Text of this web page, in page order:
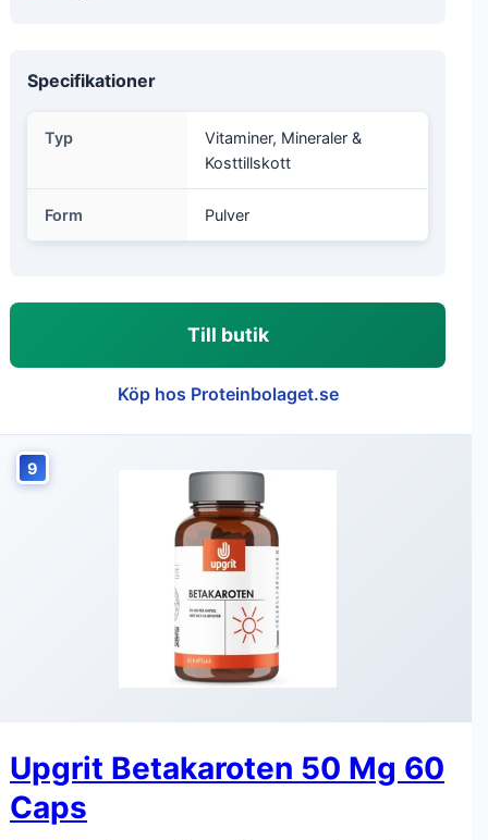
Specifikationer
Typ
Vitaminer, Mineraler &
Kosttillskott
Form Pulver
Till butik
Köp hos Proteinbolaget.se
9
Upgrit Betakaroten 50 Mg 60
Caps